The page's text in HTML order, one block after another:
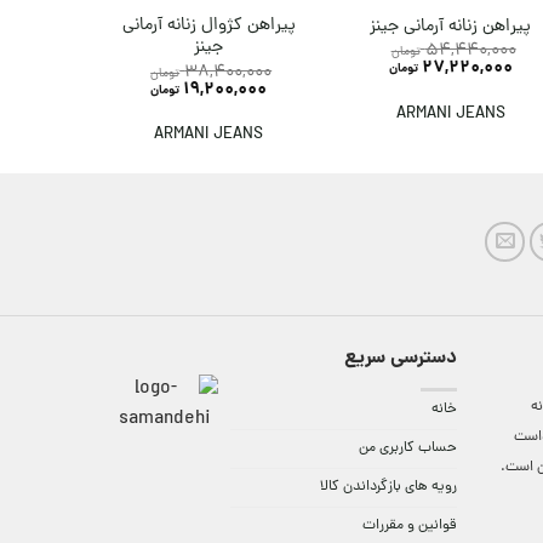
پیراهن زنانه آرمانی جینز
54,440,000 تومان
27,220,000 تومان
ARMANI JEANS
پیراهن کژوال زنانه آرمانی
جینز
38,400,000 تومان
19,200,000 تومان
ARMANI JEANS
است.
دسترسی سریع
خانه
حساب کاربری من
رویه های بازگرداندن کالا
قوانین و مقررات